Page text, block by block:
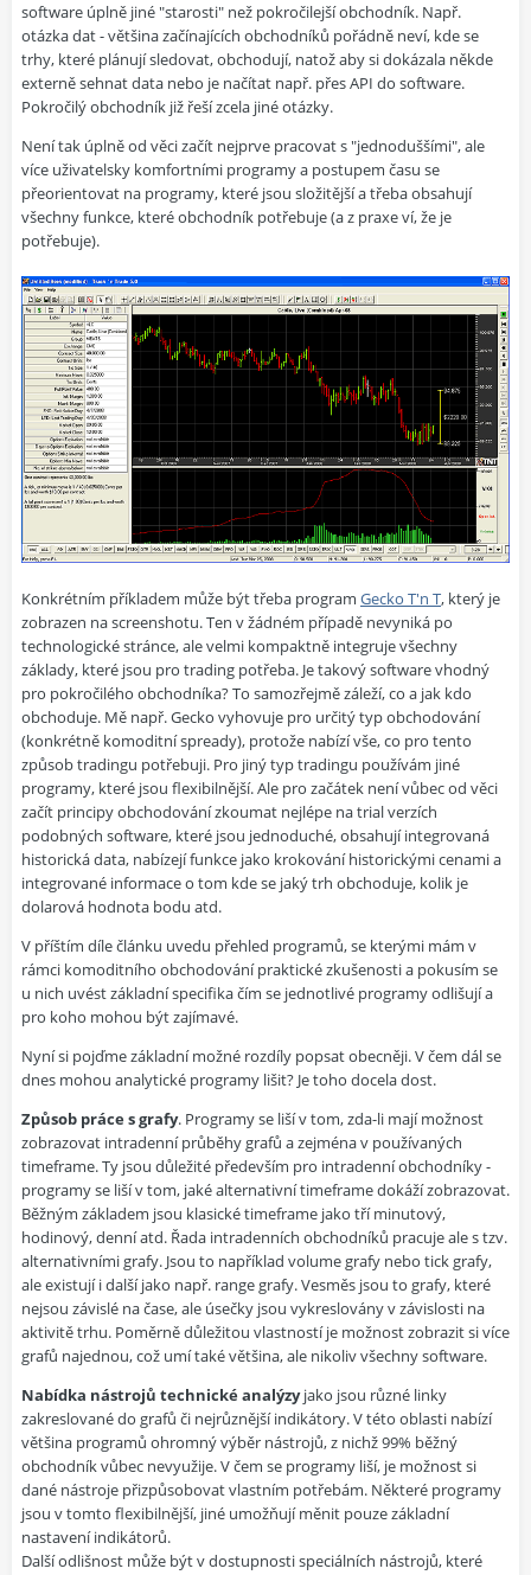
software úplně jiné "starosti" než pokročilejší obchodník. Např.
otázka dat - většina začínajících obchodníků pořádně neví, kde se
trhy, které plánují sledovat, obchodují, natož aby si dokázala někde
externě sehnat data nebo je načítat např. přes API do software.
Pokročilý obchodník již řeší zcela jiné otázky.
Není tak úplně od věci začít nejprve pracovat s "jednoduššími", ale
více uživatelsky komfortními programy a postupem času se
přeorientovat na programy, které jsou složitější a třeba obsahují
všechny funkce, které obchodník potřebuje (a z praxe ví, že je
potřebuje).
Konkrétním příkladem může být třeba program Gecko T'n T, který je
zobrazen na screenshotu. Ten v žádném případě nevyniká po
technologické stránce, ale velmi kompaktně integruje všechny
základy, které jsou pro trading potřeba. Je takový software vhodný
pro pokročilého obchodníka? To samozřejmě záleží, co a jak kdo
obchoduje. Mě např. Gecko vyhovuje pro určitý typ obchodování
(konkrétně komoditní spready), protože nabízí vše, co pro tento
způsob tradingu potřebuji. Pro jiný typ tradingu používám jiné
programy, které jsou flexibilnější. Ale pro začátek není vůbec od věci
začít principy obchodování zkoumat nejlépe na trial verzích
podobných software, které jsou jednoduché, obsahují integrovaná
historická data, nabízejí funkce jako krokování historickými cenami a
integrované informace o tom kde se jaký trh obchoduje, kolik je
dolarová hodnota bodu atd.
V příštím díle článku uvedu přehled programů, se kterými mám v
rámci komoditního obchodování praktické zkušenosti a pokusím se
u nich uvést základní specifika čím se jednotlivé programy odlišují a
pro koho mohou být zajímavé.
Nyní si pojďme základní možné rozdíly popsat obecněji. V čem dál se
dnes mohou analytické programy lišit? Je toho docela dost.
Způsob práce s grafy. Programy se liší v tom, zda-li mají možnost
zobrazovat intradenní průběhy grafů a zejména v používaných
timeframe. Ty jsou důležité především pro intradenní obchodníky -
programy se liší v tom, jaké alternativní timeframe dokáží zobrazovat.
Běžným základem jsou klasické timeframe jako tří minutový,
hodinový, denní atd. Řada intradenních obchodníků pracuje ale s tzv.
alternativními grafy. Jsou to například volume grafy nebo tick grafy,
ale existují i další jako např. range grafy. Vesměs jsou to grafy, které
nejsou závislé na čase, ale úsečky jsou vykreslovány v závislosti na
aktivitě trhu. Poměrně důležitou vlastností je možnost zobrazit si více
grafů najednou, což umí také většina, ale nikoliv všechny software.
Nabídka nástrojů technické analýzyjako jsou různé linky
zakreslované do grafů či nejrůznější indikátory. V této oblasti nabízí
většina programů ohromný výběr nástrojů, z nichž 99% běžný
obchodník vůbec nevyužije. V čem se programy liší, je možnost si
dané nástroje přizpůsobovat vlastním potřebám. Některé programy
jsou v tomto flexibilnější, jiné umožňují měnit pouze základní
nastavení indikátorů.
Další odlišnost může být v dostupnosti speciálních nástrojů, které